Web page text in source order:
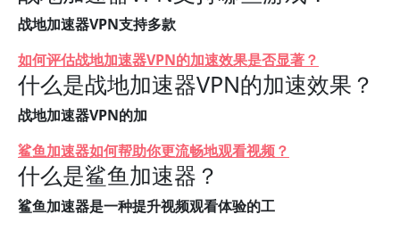
战地加速器VPN支持多款
如何评估战地加速器VPN的加速效果是否显著？
什么是战地加速器VPN的加速效果？
战地加速器VPN的加
鲨鱼加速器如何帮助你更流畅地观看视频？
什么是鲨鱼加速器？
鲨鱼加速器是一种提升视频观看体验的工